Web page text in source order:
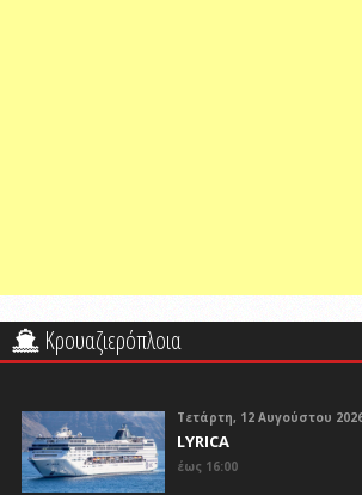
Κρουαζιερόπλοια
Τετάρτη, 12 Αυγούστου
LYRICA
έως 16:00